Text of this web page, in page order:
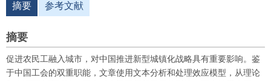
摘要 参考文献
摘要
促进农民工融入城市，对中国推进新型城镇化战略具有重要影响。鉴
于中国工会的双重职能，文章使用文本分析和处理效应模型，从理论